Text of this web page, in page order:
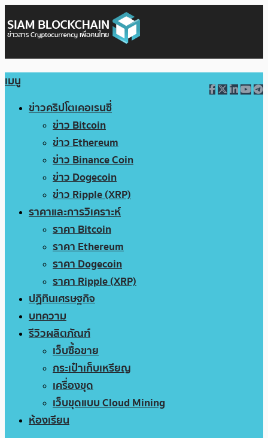
เมนู
ข่าวคริปโตเคอเรนซี่
ข่าว Bitcoin
ข่าว Ethereum
ข่าว Binance Coin
ข่าว Dogecoin
ข่าว Ripple (XRP)
ราคาและการวิเคราะห์
ราคา Bitcoin
ราคา Ethereum
ราคา Dogecoin
ราคา Ripple (XRP)
ปฏิทินเศรษฐกิจ
บทความ
รีวิวผลิตภัณฑ์
เว็บซื้อขาย
กระเป๋าเก็บเหรียญ
เครื่องขุด
เว็บขุดแบบ Cloud Mining
ห้องเรียน